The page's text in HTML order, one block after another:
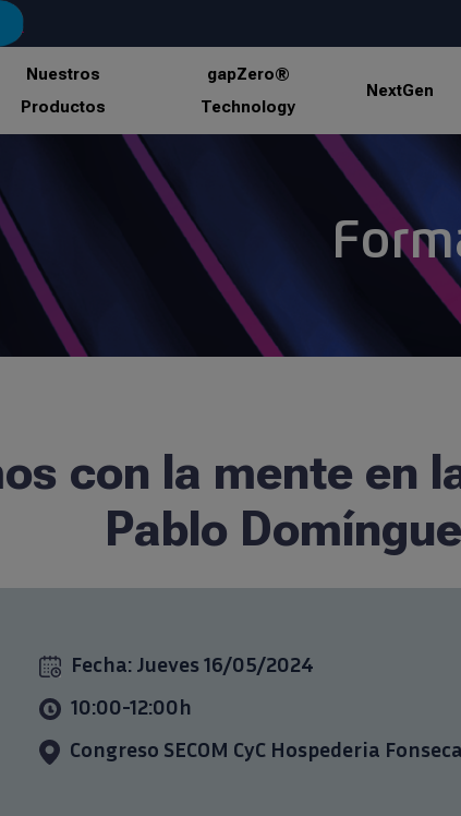
Nuestros
Productos
gapZero®
Technology
NextGen
con la mente en
Pablo
Fecha: Jueves 16/05/2024
10:00-12:00h
Congreso SECOM CyC Hospederia